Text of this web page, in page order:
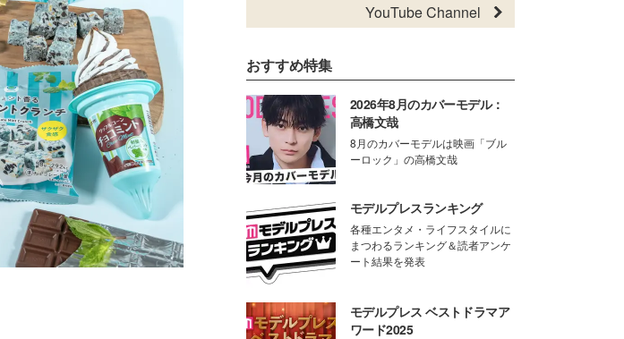
YouTube Channel
おすすめ特集
2026年8月のカバーモデル：
高橋文哉
8月のカバーモデルは映画「ブル
ーロック」の高橋文哉
モデルプレスランキング
各種エンタメ・ライフスタイルに
まつわるランキング＆読者アンケ
ート結果を発表
モデルプレス ベストドラマア
ワード2025